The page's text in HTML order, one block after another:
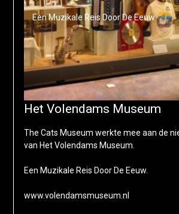
Een Muzikale Reis Door De Eeuw
Het Volendams Museum
The Cats Museum werkte mee aan de
van Het Volendams Museum.
Een Muzikale Reis Door De Eeuw.
www.volendamsmuseum.nl